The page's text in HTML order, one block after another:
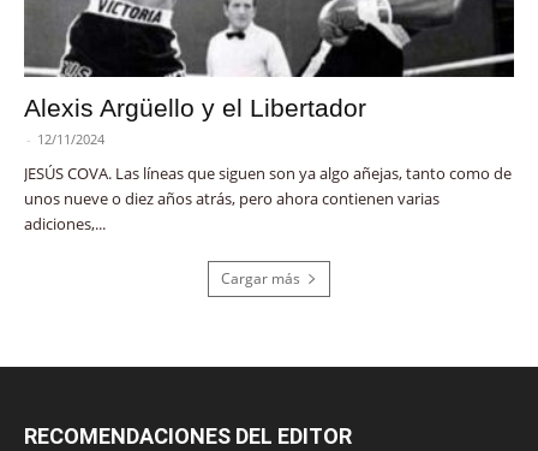
Alexis Argüello y el Libertador
- 12/11/2024
JESÚS COVA. Las líneas que siguen son ya algo añejas, tanto como de
unos nueve o diez años atrás, pero ahora contienen varias
adiciones,...
Cargar más
RECOMENDACIONES DEL EDITOR